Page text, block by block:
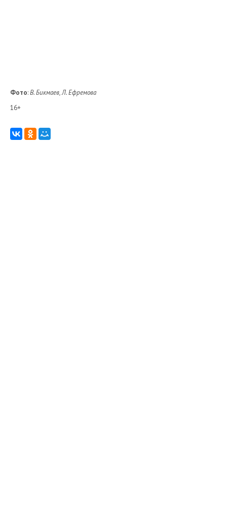
Фото:В. Бикмаев, Л. Ефремова
16+